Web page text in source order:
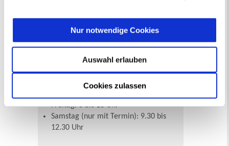
Cookies zulassen
Auswahl erlauben
Nur notwendige Cookies
und 14 bis 16 Uhr
Dienstag: 8 bis 12 Uhr
Donnerstag: 8 bis 13 Uhr und 14 bis
18 Uhr (Wartemarkenausgabe bis
Freitag: 8 bis 13 Uhr
Samstag (nur mit Termin): 9.30 bis
12.30 Uhr